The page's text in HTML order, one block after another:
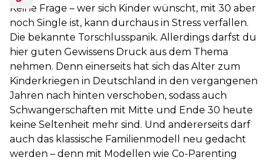
Keine Frage – wer sich Kinder wünscht, mit 30 aber
noch Single ist, kann durchaus in Stress verfallen.
Die bekannte Torschlusspanik. Allerdings darfst du
hier guten Gewissens Druck aus dem Thema
nehmen. Denn einerseits hat sich das Alter zum
Kinderkriegen in Deutschland in den vergangenen
Jahren nach hinten verschoben, sodass auch
Schwangerschaften mit Mitte und Ende 30 heute
keine Seltenheit mehr sind. Und andererseits darf
auch das klassische Familienmodell neu gedacht
werden – denn mit Modellen wie Co-Parenting